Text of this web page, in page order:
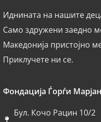
Иднината на нашите
Само здружени заедно
Македонија пристојно
Приклучете ни се.
Фондација Ѓорѓи
Бул. Кочо Рацин 10/2